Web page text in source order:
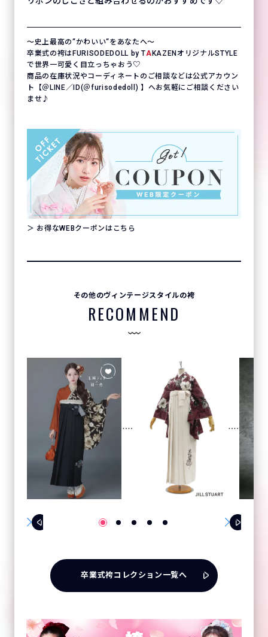
〜史上最高の“かわいい“をあなたへ〜
卒業式の袴はFURISODEDOLL by TA KAZENオリジナルSTYLE
で世界一可愛く目立っちゃおう♡
商品の在庫状況やコーディネートのご相談などは公式アカウン
ト【＠LINE／ID(＠furisodedoll) 】へお気軽にご相談ください
ませ♪
＞ お得なWEBクーポンはこちら
その他のヴィンテージスタイルの袴
RECOMMEND
卒業式袴コレクション一覧へ